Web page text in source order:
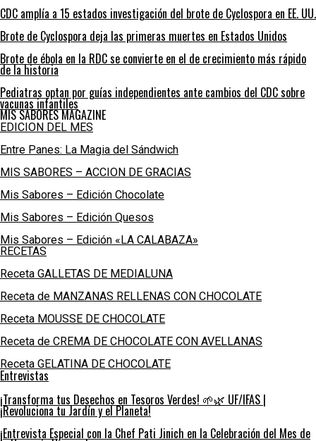
CDC amplía a 15 estados investigación del brote de Cyclospora en EE. UU.
Brote de Cyclospora deja las primeras muertes en Estados Unidos
Brote de ébola en la RDC se convierte en el de crecimiento más rápido
de la historia
Pediatras optan por guías independientes ante cambios del CDC sobre
vacunas infantiles
MIS SABORES MAGAZINE
EDICION DEL MES
Entre Panes: La Magia del Sándwich
MIS SABORES – ACCION DE GRACIAS
Mis Sabores – Edición Chocolate
Mis Sabores – Edición Quesos
Mis Sabores – Edición «LA CALABAZA»
RECETAS
Receta GALLETAS DE MEDIALUNA
Receta de MANZANAS RELLENAS CON CHOCOLATE
Receta MOUSSE DE CHOCOLATE
Receta de CREMA DE CHOCOLATE CON AVELLANAS
Receta GELATINA DE CHOCOLATE
Entrevistas
¡Transforma tus Desechos en Tesoros Verdes! 🌱🌿 UF/IFAS |
¡Revoluciona tu Jardín y el Planeta!
¡Entrevista Especial con la Chef Pati Jinich en la Celebración del Mes de